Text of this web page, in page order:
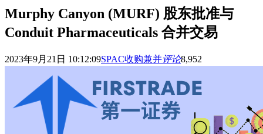
Murphy Canyon (MURF) 股东批准与
Conduit Pharmaceuticals 合并交易
2023年9月21日 10:12:09SPAC收购兼并评论8,952